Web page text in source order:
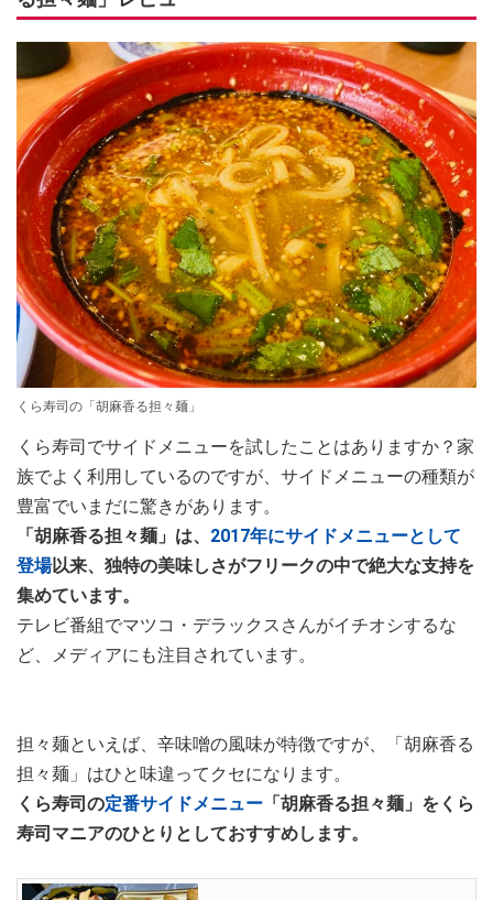
くら寿司の「胡麻香る担々麺」
くら寿司でサイドメニューを試したことはありますか？家
族でよく利用しているのですが、サイドメニューの種類が
豊富でいまだに驚きがあります。
「胡麻香る担々麺」は、 2017年にサイドメニューとして
登場以来、独特の美味しさがフリークの中で絶大な支持を
集めています。
テレビ番組でマツコ・デラックスさんがイチオシするな
ど、メディアにも注目されています。
担々麺といえば、辛味噌の風味が特徴ですが、「胡麻香る
担々麺」はひと味違ってクセになります。
くら寿司の定番サイドメニュー 「胡麻香る担々麺」をくら
寿司マニアのひとりとしておすすめします。